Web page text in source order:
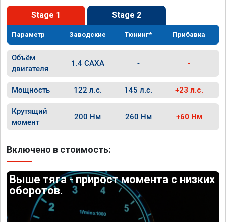
Stage 1 Stage 2
Параметр Заводские Тюнинг* Прибавка
Объём
двигателя
1.4 CAXA - -
Мощность 122 л.с. 145 л.с. +23 л.с.
Крутящий
момент
200 Нм 260 Нм +60 Нм
Включено в стоимость:
Выше тяга - прирост момента с низких
оборотов.